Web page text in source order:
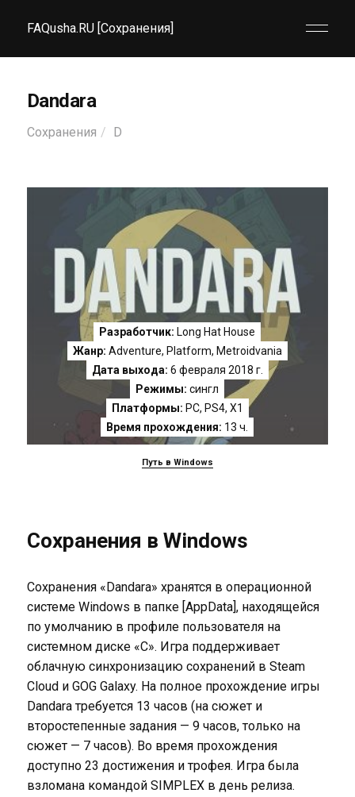
FAQusha.RU [Сохранения]
Dandara
Сохранения D
Разработчик: Long Hat House
Жанр: Adventure, Platform, Metroidvania
Дата выхода: 6 февраля 2018 г.
Режимы: сингл
Платформы: PC, PS4, X1
Время прохождения: 13 ч.
Путь в Windows
Сохранения в Windows
Сохранения «Dandara» хранятся в операционной
системе Windows в папке [AppData], находящейся
по умолчанию в профиле пользователя на
системном диске «C». Игра поддерживает
облачную синхронизацию сохранений в Steam
Cloud и GOG Galaxy. На полное прохождение игры
Dandara требуется 13 часов (на сюжет и
второстепенные задания — 9 часов, только на
сюжет — 7 часов). Во время прохождения
доступно 23 достижения и трофея. Игра была
взломана командой SIMPLEX в день релиза.